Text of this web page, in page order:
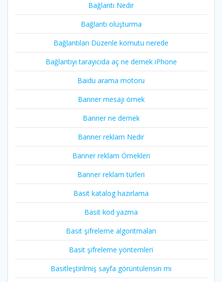
Bağlantı Nedir
Bağlantı oluşturma
Bağlantıları Düzenle komutu nerede
Bağlantıyı tarayıcıda aç ne demek iPhone
Baidu arama motoru
Banner mesajı örnek
Banner ne demek
Banner reklam Nedir
Banner reklam Örnekleri
Banner reklam türleri
Basit katalog hazırlama
Basit kod yazma
Basit şifreleme algoritmaları
Basit şifreleme yöntemleri
Basitleştirilmiş sayfa görüntülensin mı